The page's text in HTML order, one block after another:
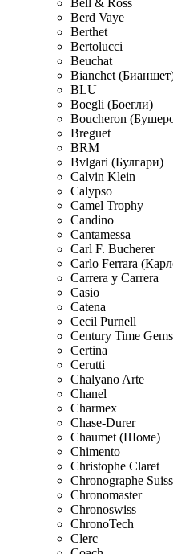
Bell & Ross
Berd Vaye
Berthet
Bertolucci
Beuchat
Bianchet
BLU
Boegli (Боегли)
Boucheron
Breguet
BRM
Bvlgari (Булгари)
Calvin Klein
Calypso
Camel Trophy
Candino
Cantamessa
Carl F. Bucherer
Carlo Ferrara
Carrera y Carrera
Casio
Catena
Cecil Purnell
Century Time Gems
Certina
Cerutti
Chalyano Arte
Chanel
Charmex
Chase-Durer
Chaumet (Шоме)
Chimento
Christophe Claret
Chronographe
Chronomaster
Chronoswiss
ChronoTech
Clerc